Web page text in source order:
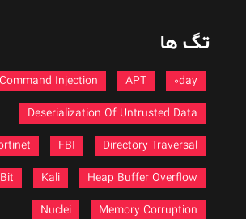
تگ ها
Command Injection
Deserialization Of Untrusted Data
Directory Traversal
Fortinet
Heap Buffer Overflow
LockBit
Memory Corruption
Nuclei